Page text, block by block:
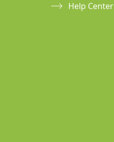
Help Center